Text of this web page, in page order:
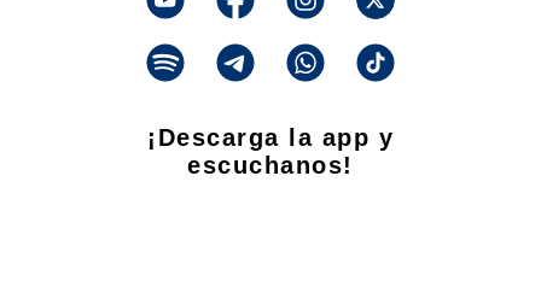
¡Descarga la app y
escuchanos!